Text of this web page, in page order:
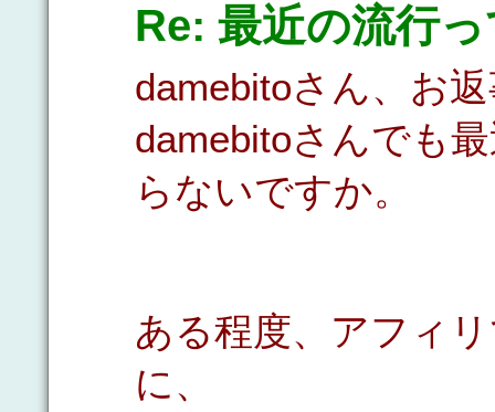
Re: 最近の流行
damebitoさん、お
damebitoさんでも
らないですか。
ある程度、アフィ
に、